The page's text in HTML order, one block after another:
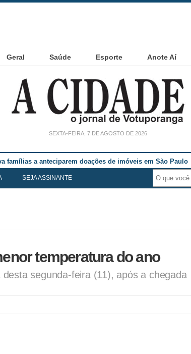
Geral Saúde Esporte Anote Aí
SEXTA-FEIRA, 7 DE AGOSTO DE 2026
famílias a anteciparem doações de imóveis em São Paulo
SEJA ASSINANTE
temperatura do ano
segunda-feira (11), após a chegada